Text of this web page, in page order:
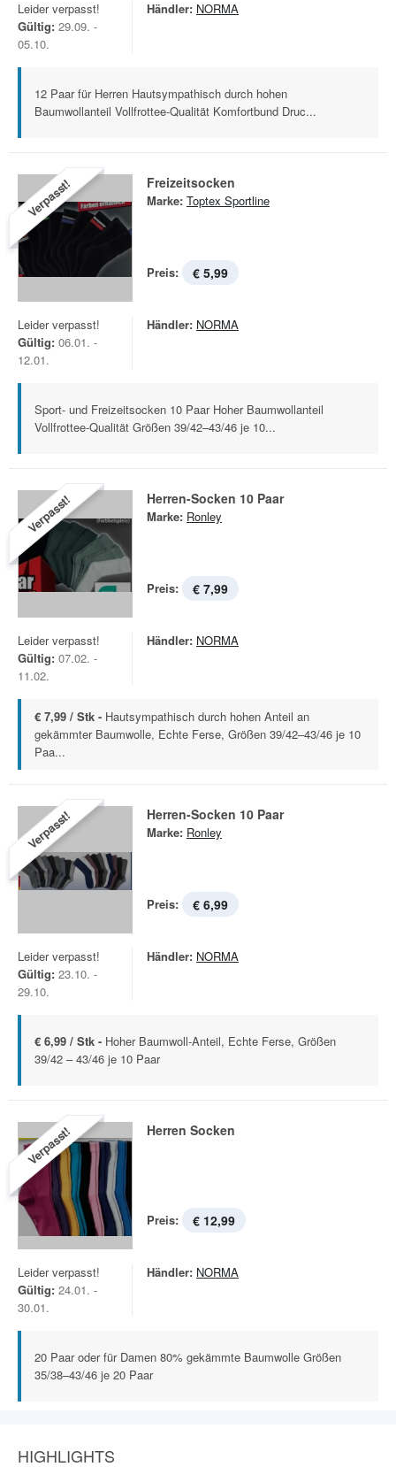
Leider verpasst!
Gültig: 29.09. -
05.10.
Händler: NORMA
12 Paar für Herren Hautsympathisch durch hohen
Baumwollanteil Vollfrottee-Qualität Komfortbund Druc...
Verpasst! Freizeitsocken
Marke: Toptex Sportline
Preis: € 5,99
Leider verpasst!
Gültig: 06.01. -
12.01.
Händler: NORMA
Sport- und Freizeitsocken 10 Paar Hoher Baumwollanteil
Vollfrottee-Qualität Größen 39/42–43/46 je 10...
Verpasst! Herren-Socken 10 Paar
Marke: Ronley
Preis: € 7,99
Leider verpasst!
Gültig: 07.02. -
11.02.
Händler: NORMA
€ 7,99 / Stk - Hautsympathisch durch hohen Anteil an
gekämmter Baumwolle, Echte Ferse, Größen 39/42–43/46 je 10
Paa...
Verpasst! Herren-Socken 10 Paar
Marke: Ronley
Preis: € 6,99
Leider verpasst!
Gültig: 23.10. -
29.10.
Händler: NORMA
€ 6,99 / Stk - Hoher Baumwoll-Anteil, Echte Ferse, Größen
39/42 – 43/46 je 10 Paar
Verpasst! Herren Socken
Preis: € 12,99
Leider verpasst!
Gültig: 24.01. -
30.01.
Händler: NORMA
20 Paar oder für Damen 80% gekämmte Baumwolle Größen
35/38–43/46 je 20 Paar
HIGHLIGHTS